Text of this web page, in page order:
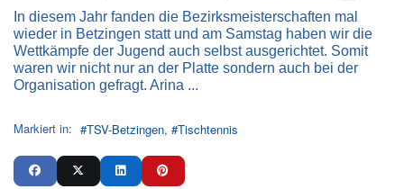
In diesem Jahr fanden die Bezirksmeisterschaften mal
wieder in Betzingen statt und am Samstag haben wir die
Wettkämpfe der Jugend auch selbst ausgerichtet. Somit
waren wir nicht nur an der Platte sondern auch bei der
Organisation gefragt. Arina ...
Markiert in: TSV-Betzingen Tischtennis